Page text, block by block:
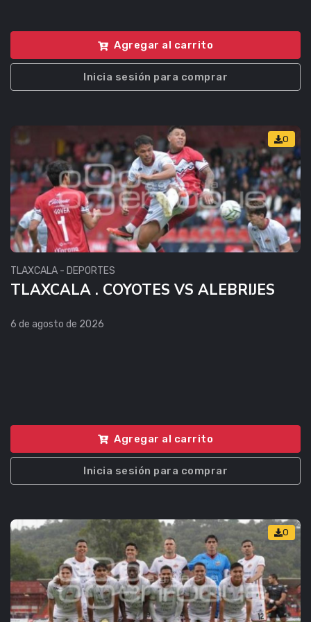
Agregar al carrito
Inicia sesión para comprar
0
TLAXCALA - DEPORTES
TLAXCALA . COYOTES VS ALEBRIJES
6 de agosto de 2026
Agregar al carrito
Inicia sesión para comprar
0